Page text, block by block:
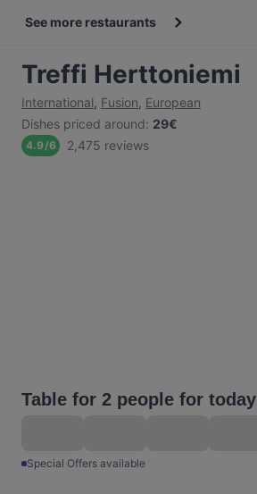
See more restaurants
Treffi Herttoniemi
International, Fusion, European
Dishes priced around: 29€
4.9/6 2,475 reviews
Table for 2 people for today
Special Offers available